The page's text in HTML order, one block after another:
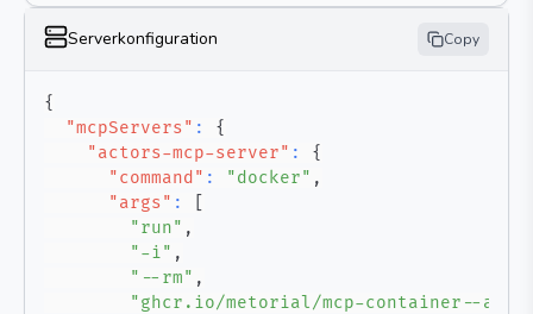
Serverkonfiguration Copy
{
"mcpServers" :
{
"actors-mcp-server" :
{
"command" : "docker" ,
"args" :
"run" ,
"-i" ,
"--rm" ,
"ghcr.io/metorial/mcp-container--